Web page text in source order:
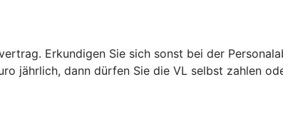
Erkundigen Sie sich sonst bei der
jährlich, dann dürfen Sie die VL selbst zahlen